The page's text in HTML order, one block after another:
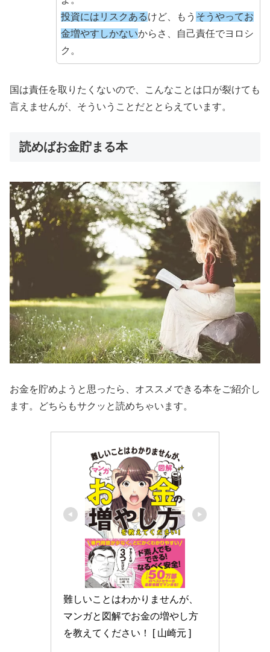
投資にはリスクあるけど、もう そうやってお
金増やすしかないからさ、自己責任でヨロシ
ク。
国は責任を取りたくないので、こんなことは口が裂けても
言えませんが、そういうことだととらえています。
読めばお金貯まる本
お金を貯めようと思ったら、オススメできる本をご紹介し
ます。どちらもサクッと読めちゃいます。
難しいことはわかりませんが、
マンガと図解でお金の増やし方
を教えてください！ [ 山崎元 ]